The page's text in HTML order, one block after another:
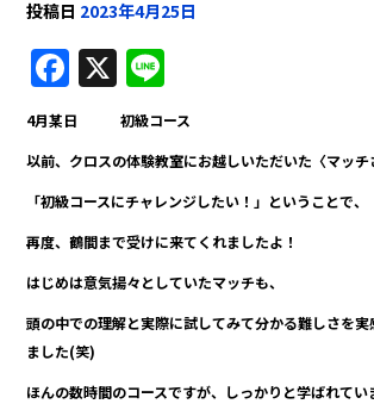
投稿日 2023年4月25日
F
a
c
e
b
o
o
k
X
n
e
4月某日 初級コース
以前、クロスの体験教室にお越しいただいた〈マッチ
「初級コースにチャレンジしたい！」ということで、
再度、鶴間まで受けに来てくれましたよ！
はじめは意気揚々としていたマッチも、
頭の中での理解と実際に試してみて分かる難しさを
ました(笑)
ほんの数時間のコースですが、しっかりと学ばれてい